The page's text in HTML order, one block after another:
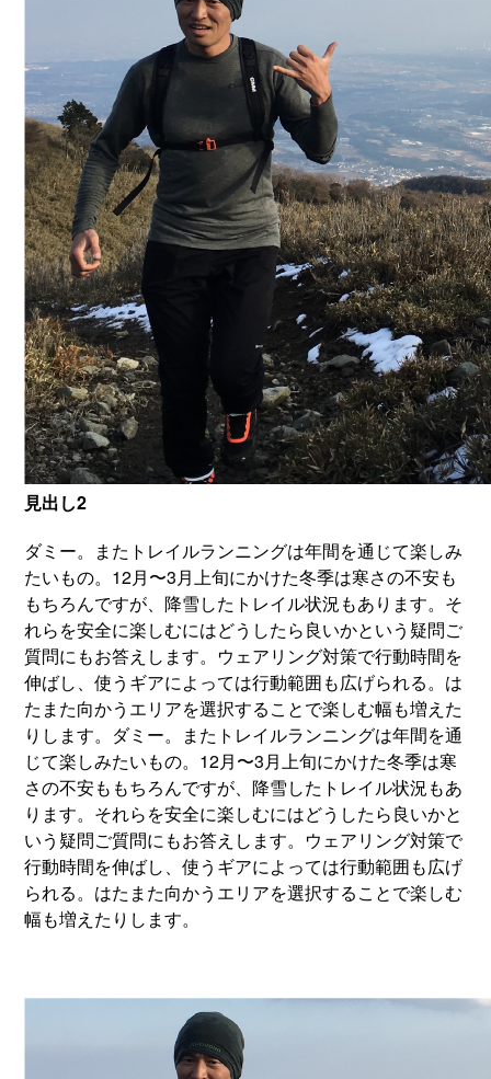
見出し2
ダミー。またトレイルランニングは年間を通じて楽しみ
たいもの。12月〜3月上旬にかけた冬季は寒さの不安も
もちろんですが、降雪したトレイル状況もあります。そ
れらを安全に楽しむにはどうしたら良いかという疑問ご
質問にもお答えします。ウェアリング対策で行動時間を
伸ばし、使うギアによっては行動範囲も広げられる。は
たまた向かうエリアを選択することで楽しむ幅も増えた
りします。ダミー。またトレイルランニングは年間を通
じて楽しみたいもの。12月〜3月上旬にかけた冬季は寒
さの不安ももちろんですが、降雪したトレイル状況もあ
ります。それらを安全に楽しむにはどうしたら良いかと
いう疑問ご質問にもお答えします。ウェアリング対策で
行動時間を伸ばし、使うギアによっては行動範囲も広げ
られる。はたまた向かうエリアを選択することで楽しむ
幅も増えたりします。